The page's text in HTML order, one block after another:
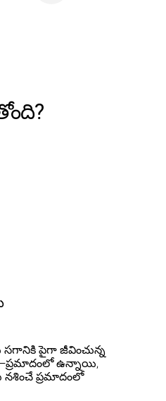
సగానికి పైగా జీవించున్న
ఉన్నాయి,
నశించే ప్రమాదంలో